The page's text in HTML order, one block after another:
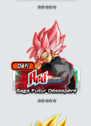
⭐⭐⭐⭐⭐
⭐⭐⭐⭐⭐